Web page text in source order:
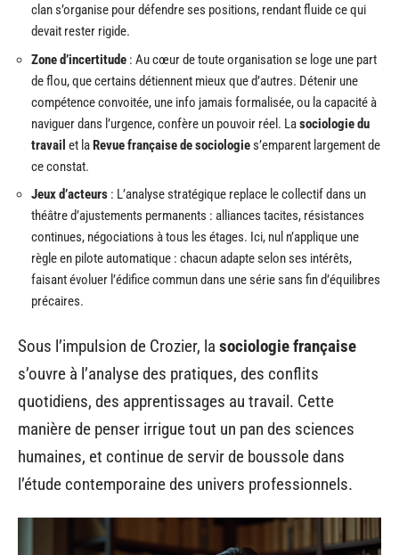
clan s’organise pour défendre ses positions, rendant fluide ce qui
devait rester rigide.
Zone d’incertitude : Au cœur de toute organisation se loge une part
de flou, que certains détiennent mieux que d’autres. Détenir une
compétence convoitée, une info jamais formalisée, ou la capacité à
naviguer dans l’urgence, confère un pouvoir réel. Lasociologie du
travail et laRevue française de sociologies’emparent largement de
ce constat.
Jeux d’acteurs : L’analyse stratégique replace le collectif dans un
théâtre d’ajustements permanents : alliances tacites, résistances
continues, négociations à tous les étages. Ici, nul n’applique une
règle en pilote automatique : chacun adapte selon ses intérêts,
faisant évoluer l’édifice commun dans une série sans fin d’équilibres
précaires.
Sous l’impulsion de Crozier, la sociologie française
s’ouvre à l’analyse des pratiques, des conflits
quotidiens, des apprentissages au travail. Cette
manière de penser irrigue tout un pan des sciences
humaines, et continue de servir de boussole dans
l’étude contemporaine des univers professionnels.